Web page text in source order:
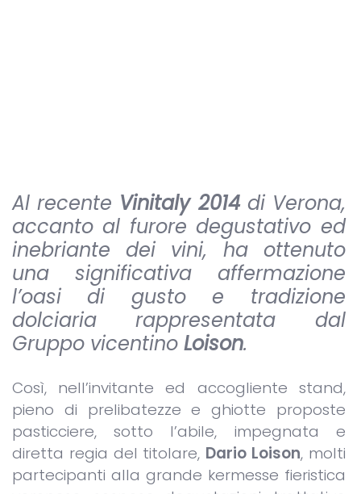
Al recente Vinitaly 2014di Verona,
accanto al furore degustativo ed
inebriante dei vini, ha ottenuto
una significativa affermazione
l’oasi di gusto e tradizione
dolciaria rappresentata dal
Gruppo vicentino Loison.
Così, nell’invitante ed accogliente stand,
pieno di prelibatezze e ghiotte proposte
pasticciere, sotto l’abile, impegnata e
diretta regia del titolare, Dario Loison, molti
partecipanti alla grande kermesse fieristica